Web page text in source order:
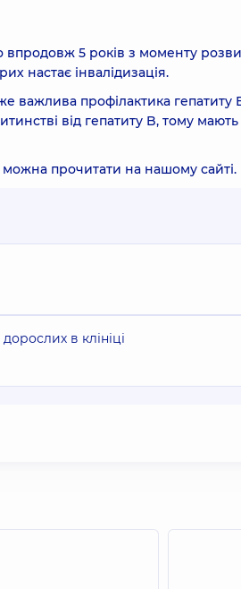
5 років з моменту
настає інвалідизація.
важлива профілактика гепатиту
від гепатиту B, тому
можна прочитати на нашому сайті.
в клініці